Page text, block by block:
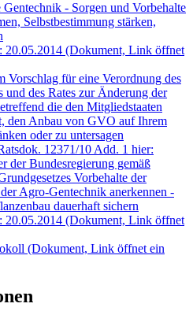
- Sorgen und Vorbehalte
Selbstbestimmung stärken,
20.05.2014 (Dokument, Link öffnet
Vorschlag für eine Verordnung des
und des Rates zur Änderung der
die den Mitgliedstaaten
den Anbau von GVO auf Ihrem
oder zu untersagen
12371/10 Add. 1 hier:
der Bundesregierung gemäß
Vorbehalte der
Agro-Gentechnik anerkennen -
dauerhaft sichern
20.05.2014 (Dokument, Link öffnet
(Dokument, Link öffnet ein